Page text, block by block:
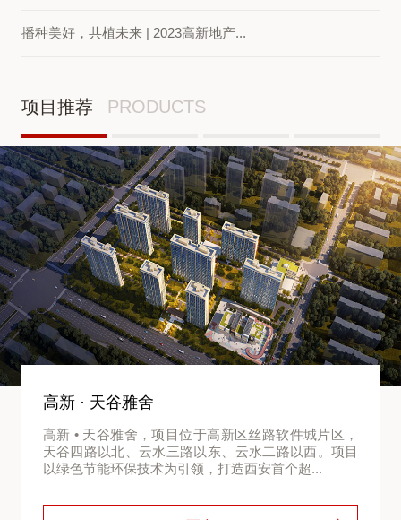
播种美好，共植未来 | 2023高新地产...
项目推荐 PRODUCTS
高新 · 天谷雅舍
高新 • 天谷雅舍，项目位于高新区丝路软件城片区，
天谷四路以北、云水三路以东、云水二路以西。项目
以绿色节能环保技术为引领，打造西安首个超...